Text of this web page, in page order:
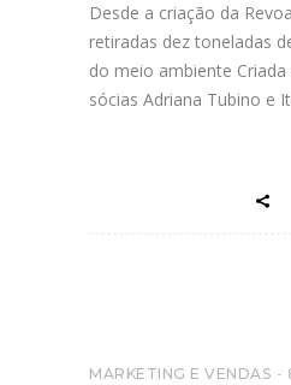
Desde a criação da
retiradas dez toneladas
do meio ambiente
sócias Adriana Tubino e
MARKETING E VENDAS